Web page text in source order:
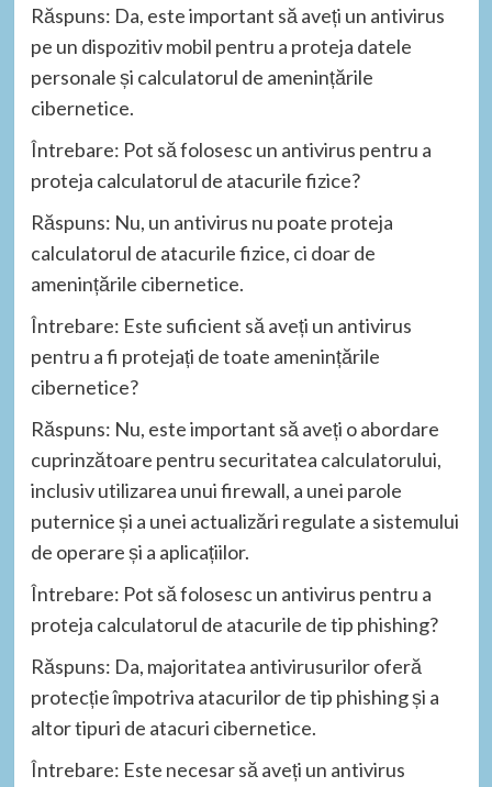
Răspuns: Da, este important să aveți un antivirus
pe un dispozitiv mobil pentru a proteja datele
personale și calculatorul de amenințările
cibernetice.
Întrebare: Pot să folosesc un antivirus pentru a
proteja calculatorul de atacurile fizice?
Răspuns: Nu, un antivirus nu poate proteja
calculatorul de atacurile fizice, ci doar de
amenințările cibernetice.
Întrebare: Este suficient să aveți un antivirus
pentru a fi protejați de toate amenințările
cibernetice?
Răspuns: Nu, este important să aveți o abordare
cuprinzătoare pentru securitatea calculatorului,
inclusiv utilizarea unui firewall, a unei parole
puternice și a unei actualizări regulate a sistemului
de operare și a aplicațiilor.
Întrebare: Pot să folosesc un antivirus pentru a
proteja calculatorul de atacurile de tip phishing?
Răspuns: Da, majoritatea antivirusurilor oferă
protecție împotriva atacurilor de tip phishing și a
altor tipuri de atacuri cibernetice.
Întrebare: Este necesar să aveți un antivirus